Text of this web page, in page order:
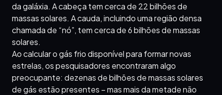
da galáxia. A cabeça tem cerca de 22 bilhões de
massas solares. A cauda, incluindo uma região densa
chamada de “nó”, tem cerca de 6 bilhões de massas
solares.
Ao calcular o gás frio disponível para formar novas
estrelas, os pesquisadores encontraram algo
preocupante: dezenas de bilhões de massas solares
de gás estão presentes – mas mais da metade não